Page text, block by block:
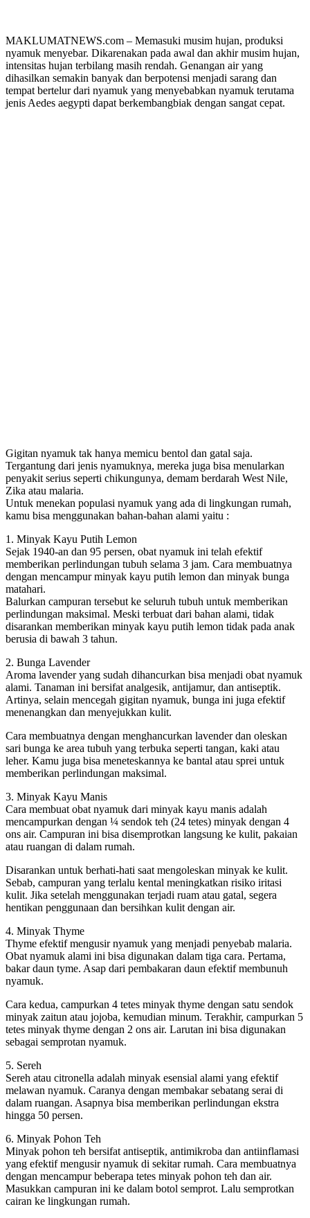
MAKLUMATNEWS.com – Memasuki musim hujan, produksi
nyamuk menyebar. Dikarenakan pada awal dan akhir musim hujan,
intensitas hujan terbilang masih rendah. Genangan air yang
dihasilkan semakin banyak dan berpotensi menjadi sarang dan
tempat bertelur dari nyamuk yang menyebabkan nyamuk terutama
jenis Aedes aegypti dapat berkembangbiak dengan sangat cepat.
Gigitan nyamuk tak hanya memicu bentol dan gatal saja.
Tergantung dari jenis nyamuknya, mereka juga bisa menularkan
penyakit serius seperti chikungunya, demam berdarah West Nile,
Zika atau malaria.
Untuk menekan populasi nyamuk yang ada di lingkungan rumah,
kamu bisa menggunakan bahan-bahan alami yaitu :
1. Minyak Kayu Putih Lemon
Sejak 1940-an dan 95 persen, obat nyamuk ini telah efektif
memberikan perlindungan tubuh selama 3 jam. Cara membuatnya
dengan mencampur minyak kayu putih lemon dan minyak bunga
matahari.
Balurkan campuran tersebut ke seluruh tubuh untuk memberikan
perlindungan maksimal. Meski terbuat dari bahan alami, tidak
disarankan memberikan minyak kayu putih lemon tidak pada anak
berusia di bawah 3 tahun.
2. Bunga Lavender
Aroma lavender yang sudah dihancurkan bisa menjadi obat nyamuk
alami. Tanaman ini bersifat analgesik, antijamur, dan antiseptik.
Artinya, selain mencegah gigitan nyamuk, bunga ini juga efektif
menenangkan dan menyejukkan kulit.
Cara membuatnya dengan menghancurkan lavender dan oleskan
sari bunga ke area tubuh yang terbuka seperti tangan, kaki atau
leher. Kamu juga bisa meneteskannya ke bantal atau sprei untuk
memberikan perlindungan maksimal.
3. Minyak Kayu Manis
Cara membuat obat nyamuk dari minyak kayu manis adalah
mencampurkan dengan ¼ sendok teh (24 tetes) minyak dengan 4
ons air. Campuran ini bisa disemprotkan langsung ke kulit, pakaian
atau ruangan di dalam rumah.
Disarankan untuk berhati-hati saat mengoleskan minyak ke kulit.
Sebab, campuran yang terlalu kental meningkatkan risiko iritasi
kulit. Jika setelah menggunakan terjadi ruam atau gatal, segera
hentikan penggunaan dan bersihkan kulit dengan air.
4. Minyak Thyme
Thyme efektif mengusir nyamuk yang menjadi penyebab malaria.
Obat nyamuk alami ini bisa digunakan dalam tiga cara. Pertama,
bakar daun tyme. Asap dari pembakaran daun efektif membunuh
nyamuk.
Cara kedua, campurkan 4 tetes minyak thyme dengan satu sendok
minyak zaitun atau jojoba, kemudian minum. Terakhir, campurkan 5
tetes minyak thyme dengan 2 ons air. Larutan ini bisa digunakan
sebagai semprotan nyamuk.
5. Sereh
Sereh atau citronella adalah minyak esensial alami yang efektif
melawan nyamuk. Caranya dengan membakar sebatang serai di
dalam ruangan. Asapnya bisa memberikan perlindungan ekstra
hingga 50 persen.
6. Minyak Pohon Teh
Minyak pohon teh bersifat antiseptik, antimikroba dan antiinflamasi
yang efektif mengusir nyamuk di sekitar rumah. Cara membuatnya
dengan mencampur beberapa tetes minyak pohon teh dan air.
Masukkan campuran ini ke dalam botol semprot. Lalu semprotkan
cairan ke lingkungan rumah.